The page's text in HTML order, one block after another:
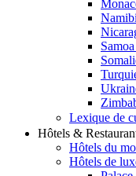
Lexique de
Hôtels &
Hôtels du
Hôtels de